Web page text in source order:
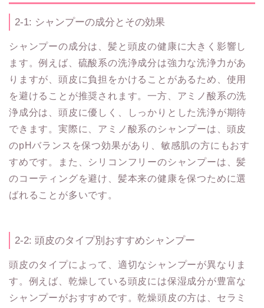
2-1: シャンプーの成分とその効果
シャンプーの成分は、髪と頭皮の健康に大きく影響し
ます。例えば、硫酸系の洗浄成分は強力な洗浄力があ
りますが、頭皮に負担をかけることがあるため、使用
を避けることが推奨されます。一方、アミノ酸系の洗
浄成分は、頭皮に優しく、しっかりとした洗浄が期待
できます。実際に、アミノ酸系のシャンプーは、頭皮
のpHバランスを保つ効果があり、敏感肌の方にもおす
すめです。また、シリコンフリーのシャンプーは、髪
のコーティングを避け、髪本来の健康を保つために選
ばれることが多いです。
2-2: 頭皮のタイプ別おすすめシャンプー
頭皮のタイプによって、適切なシャンプーが異なりま
す。例えば、乾燥している頭皮には保湿成分が豊富な
シャンプーがおすすめです。乾燥頭皮の方は、セラミ